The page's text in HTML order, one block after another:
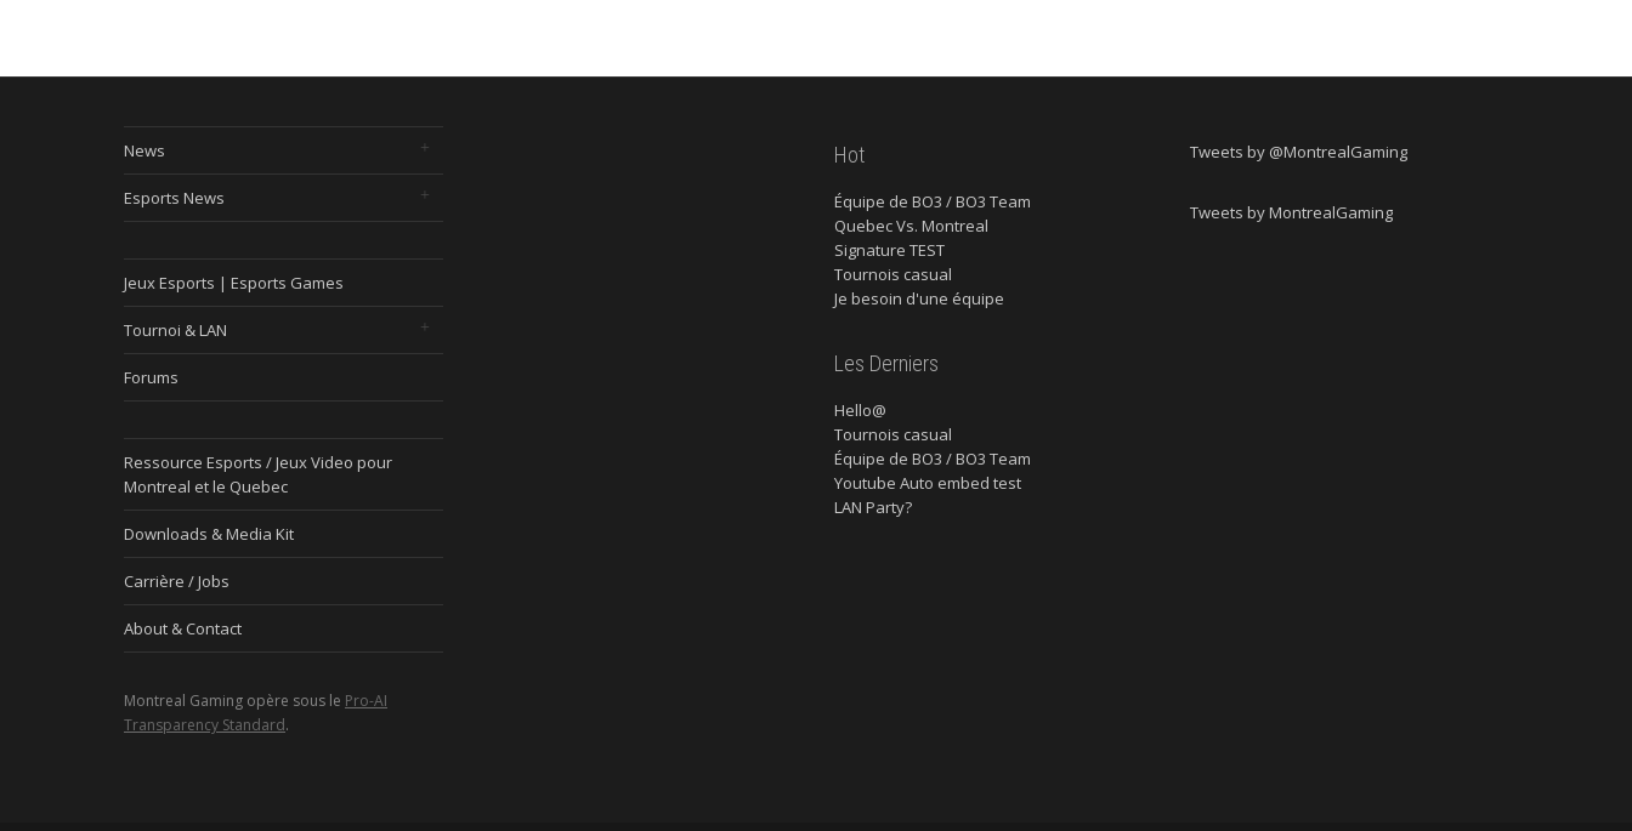
News
Esports News
Jeux Esports | Esports Games
Tournoi & LAN
Forums
Ressource Esports / Jeux Video pour
Montreal et le Quebec
Downloads & Media Kit
Carrière / Jobs
About & Contact
Montreal Gaming opère sous le Pro-AI
Transparency Standard.
Hot
Équipe de BO3 / BO3 Team
Quebec Vs. Montreal
Signature TEST
Tournois casual
Je besoin d'une équipe
Les Derniers
Hello@
Tournois casual
Équipe de BO3 / BO3 Team
Youtube Auto embed test
LAN Party?
Tweets by @MontrealGaming
Tweets by MontrealGaming